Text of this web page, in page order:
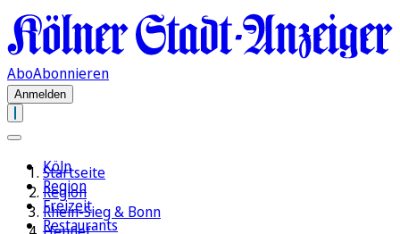
AboAbonnieren
Anmelden
Köln
Region
Freizeit
Restaurants
Startseite
Region
Rhein-Sieg & Bonn